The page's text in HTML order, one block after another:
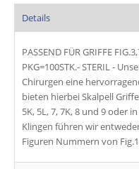
Details
PASSEND FÜR GRIFFE
PKG=100STK.- STERIL -
Chirurgen eine
bieten hierbeiSkalpell Griffe
5K, 5L, 7, 7K, 8 und 9 oder in
Klingen führen wir
Figuren Nummern von